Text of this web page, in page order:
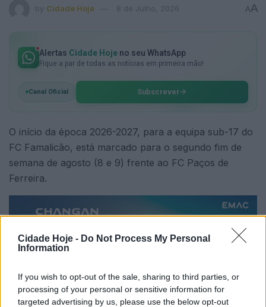
Cidade Hoje - Do Not Process My Personal
Information
If you wish to opt-out of the sale, sharing to third parties, or
processing of your personal or sensitive information for
targeted advertising by us, please use the below opt-out
by Cidade Hoje 8 de Julho, 2026 AA
Alertas Cidade Hoje no seu WhatsApp
Fique a par de todas as notícias em primeira mão!
Canal Oficial Subscrever
O início da época 2026-2027, para a equipa sub-17 do
FC Famalicão, está marcado para o segundo fim de
semana de agosto (8 e 9) frente ao FC Paços de
Ferreira.
A fase regular termina a 19 de dezembro. Quinze dias
depois arranca a fase de apuramento de campeão,